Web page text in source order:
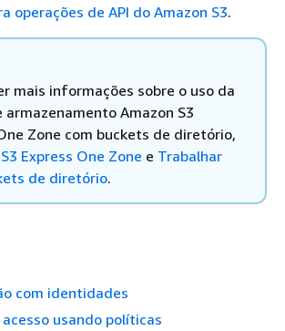
operações de API do Amazon S3.
mais informações sobre o uso da
armazenamento Amazon S3
Zone com buckets de diretório,
S3 Express One Zone e Trabalhar
de diretório.
com identidades
usando políticas